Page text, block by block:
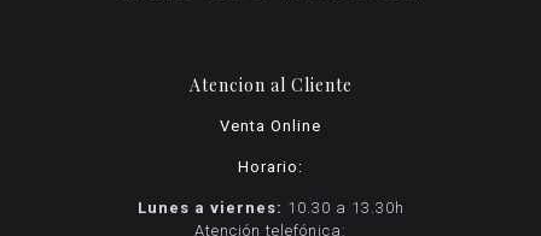
Atencion al Cliente
Venta Online
Horario:
Lunes a viernes: 10.30 a 13.30h
Atención telefónica: